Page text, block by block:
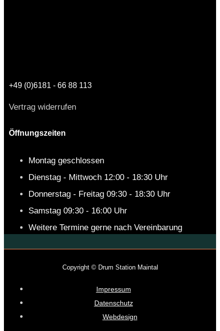
+49 (0)6181 - 66 88 113
Vertrag widerrufen
Öffnungszeiten
Montag geschlossen
Dienstag - Mittwoch 12:00 - 18:30 Uhr
Donnerstag - Freitag 09:30 - 18:30 Uhr
Samstag 09:30 - 16:00 Uhr
Weitere Termine gerne nach Vereinbarung
Copyright © Drum Station Maintal
Impressum
Datenschutz
Webdesign